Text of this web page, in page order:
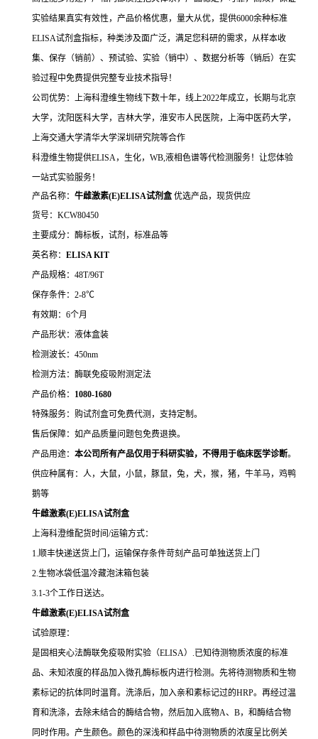
实验结果真实有效性，产品价格优惠，量大从优，提供6000余种标准
ELISA试剂盒指标，种类涉及面广泛，满足您科研的需求，从样本收
集、保存（销前）、预试验、实验（销中）、数据分析等（销后）在实
验过程中免费提供完整专业技术指导！
公司优势：上海科澄维生物线下数十年，线上2022年成立，长期与北京
大学，沈阳医科大学，吉林大学，淮安市人民医院，上海中医药大学，
上海交通大学清华大学深圳研究院等合作
科澄维生物提供ELISA，生化，WB,液相色谱等代检测服务！让您体验
一站式实验服务！
产品名称： 牛雌激素(E)ELISA试剂盒 优选产品，现货供应
货号：KCW80450
主要成分：酶标板，试剂，标准品等
英名称： ELISA KIT
产品规格：48T/96T
保存条件：2-8℃
有效期：6个月
产品形状：液体盒装
检测波长：450nm
检测方法：酶联免疫吸附测定法
产品价格： 1080-1680
特殊服务：购试剂盒可免费代测，支持定制。
售后保障：如产品质量问题包免费退换。
产品用途： 本公司所有产品仅用于科研实验，不得用于临床医学诊断。
供应种属有：人，大鼠，小鼠，豚鼠，兔，犬，猴，猪，牛羊马，鸡鸭
鹅等
牛雌激素(E)ELISA试剂盒
上海科澄维配货时间/运输方式：
1.顺丰快递送货上门，运输保存条件苛刻产品可单独送货上门
2.生物冰袋低温冷藏泡沫箱包装
3.1-3个工作日送达。
牛雌激素(E)ELISA试剂盒
试验原理：
是固相夹心法酶联免疫吸附实验（ELISA）.已知待测物质浓度的标准
品、未知浓度的样品加入微孔酶标板内进行检测。先将待测物质和生物
素标记的抗体同时温育。洗涤后，加入亲和素标记过的HRP。再经过温
育和洗涤，去除未结合的酶结合物，然后加入底物A、B，和酶结合物
同时作用。产生颜色。颜色的深浅和样品中待测物质的浓度呈比例关